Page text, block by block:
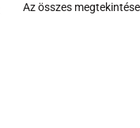
Az összes megtekintése